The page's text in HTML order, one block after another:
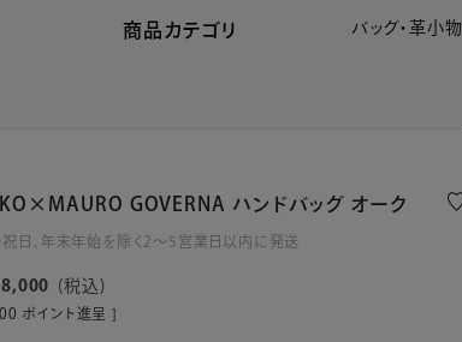
商品カテゴリ バッグ・革小物
GOVERNA ハンドバッグ オーク
祝日、年末年始を除く2～5営業日以内に発送
税込
ポイント進呈 ]